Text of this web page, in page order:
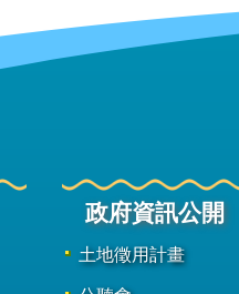
政府資訊公開
土地徵用計畫